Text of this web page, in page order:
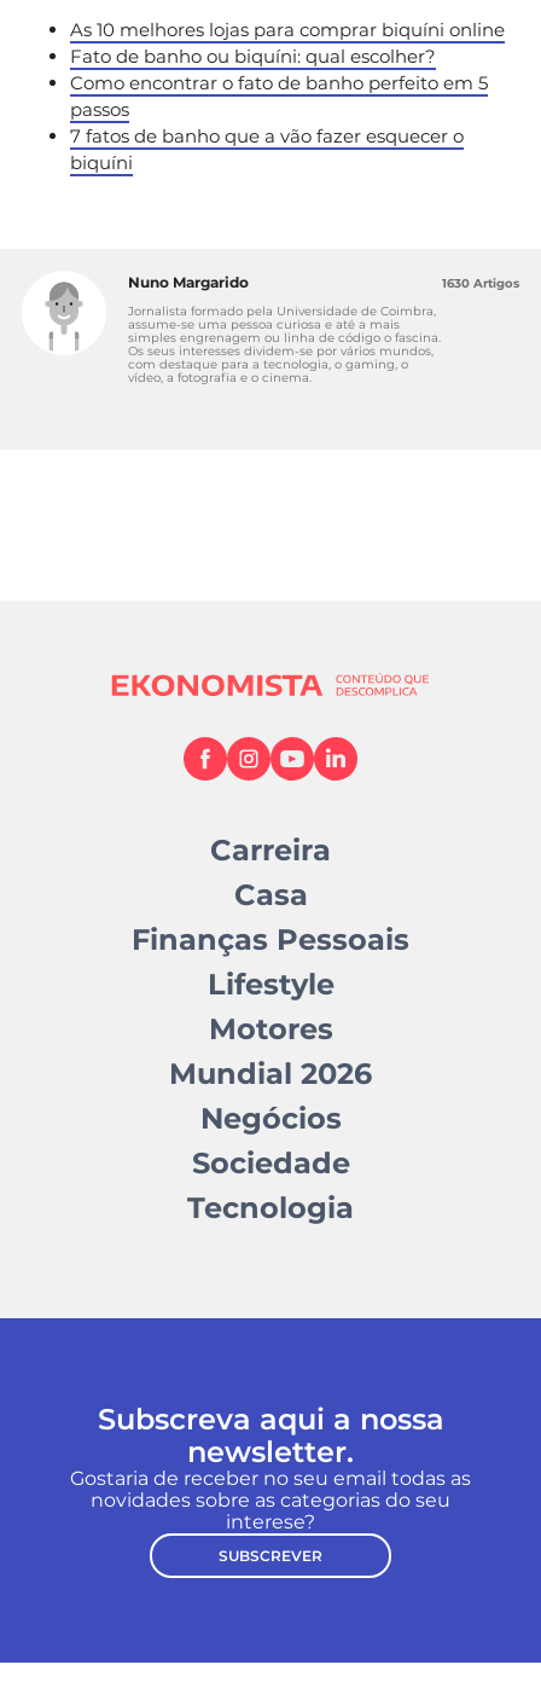
As 10 melhores lojas para comprar biquíni online
Fato de banho ou biquíni: qual escolher?
Como encontrar o fato de banho perfeito em 5
passos
7 fatos de banho que a vão fazer esquecer o
biquíni
Nuno Margarido
Jornalista formado pela Universidade de Coimbra,
assume-se uma pessoa curiosa e até a mais
simples engrenagem ou linha de código o fascina.
Os seus interesses dividem-se por vários mundos,
com destaque para a tecnologia, o gaming, o
vídeo, a fotografia e o cinema.
1630 Artigos
Carreira
Casa
Finanças Pessoais
Lifestyle
Motores
Mundial 2026
Negócios
Sociedade
Tecnologia
Subscreva aqui a nossa
newsletter.
Gostaria de receber no seu email todas as
novidades sobre as categorias do seu
interese?
SUBSCREVER